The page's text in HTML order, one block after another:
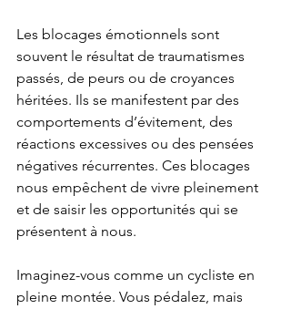
Les blocages émotionnels sont
souvent le résultat de traumatismes
passés, de peurs ou de croyances
héritées. Ils se manifestent par des
comportements d’évitement, des
réactions excessives ou des pensées
négatives récurrentes. Ces blocages
nous empêchent de vivre pleinement
et de saisir les opportunités qui se
présentent à nous.
Imaginez-vous comme un cycliste en
pleine montée. Vous pédalez, mais